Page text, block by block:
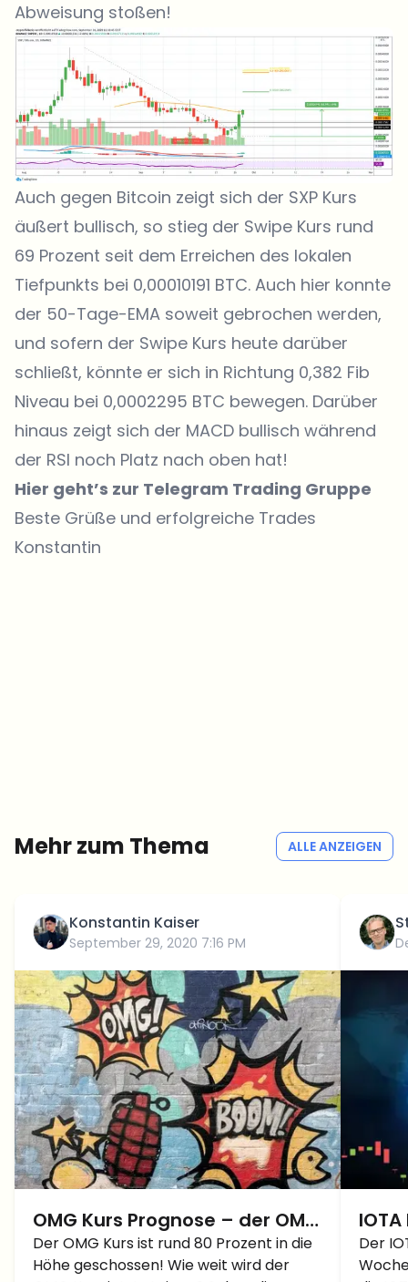
Abweisung stoßen!
Auch gegen Bitcoin zeigt sich der SXP Kurs
äußert bullisch, so stieg der Swipe Kurs rund
69 Prozent seit dem Erreichen des lokalen
Tiefpunkts bei 0,00010191 BTC. Auch hier konnte
der 50-Tage-EMA soweit gebrochen werden,
und sofern der Swipe Kurs heute darüber
schließt, könnte er sich in Richtung 0,382 Fib
Niveau bei 0,0002295 BTC bewegen. Darüber
hinaus zeigt sich der MACD bullisch während
der RSI noch Platz nach oben hat!
Hier geht’s zur Telegram Trading Gruppe
Beste Grüße und erfolgreiche Trades
Konstantin
Mehr zum Thema ALLE ANZEIGEN
Konstantin Kaiser
September 29, 2020 7:16 PM
OMG Kurs Prognose – der OMG
Kurs steigt um 79% auf 4,44$!
Der OMG Kurs ist rund 80 Prozent in die
Höhe geschossen! Wie weit wird der
Der